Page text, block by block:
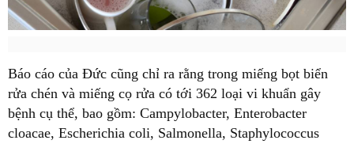
Báo cáo của Đức cũng chỉ ra rằng trong miếng bọt biển
rửa chén và miếng cọ rửa có tới 362 loại vi khuẩn gây
bệnh cụ thể, bao gồm: Campylobacter, Enterobacter
cloacae, Escherichia coli, Salmonella, Staphylococcus